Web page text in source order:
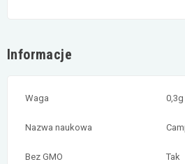
Informacje
Waga 0,3g
Nazwa naukowa
Bez GMO Tak